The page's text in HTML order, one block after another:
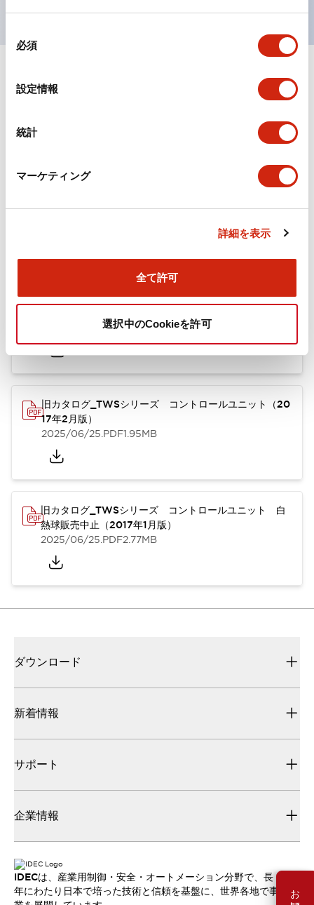
必須
設定情報
統計
マーケティング
詳細を表示
全て許可
選択中のCookieを許可
ドキュメントとファイル
カタログ
版）（日本語）
TWSシリーズ コントロールユニット（2025年6月
.PDF1.30MB
旧カタログ_TWSシリーズ コントロールユニット（20
17年2月版）
2025/06/25.PDF1.95MB
旧カタログ_TWSシリーズ コントロールユニット 白
熱球販売中止（2017年1月版）
2025/06/25.PDF2.77MB
ダウンロード
新着情報
サポート
企業情報
IDECは、産業用制御・安全・オートメーション分野で、長
年にわたり日本で培った技術と信頼を基盤に、世界各地で事